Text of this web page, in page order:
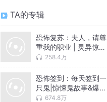
TA的专辑
恐怖复苏：夫人，请尊
重我的职业 | 灵异惊悚&
鬼怪258.4万
恐怖签到：每天签到一
只鬼|惊悚鬼故事&爆笑
爽文674.8万